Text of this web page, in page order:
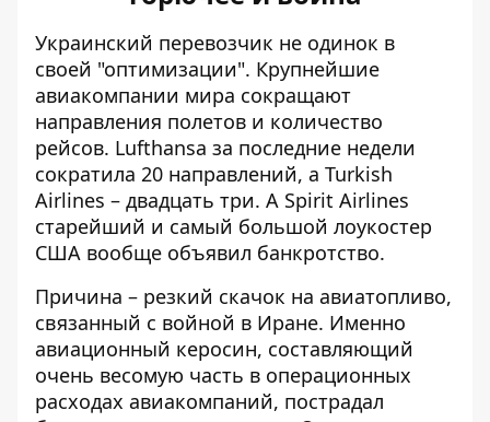
Украинский перевозчик не одинок в
своей "оптимизации". Крупнейшие
авиакомпании мира сокращают
направления полетов и количество
рейсов. Lufthansa за последние недели
сократила 20 направлений, а Turkish
Airlines – двадцать три. А Spirit Airlines
старейший и самый большой лоукостер
США вообще объявил банкротство.
Причина – резкий скачок на авиатопливо,
связанный с войной в Иране. Именно
авиационный керосин, составляющий
очень весомую часть в операционных
расходах авиакомпаний, пострадал